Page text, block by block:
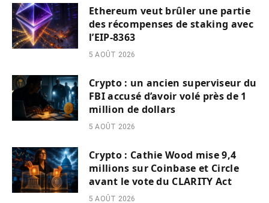
Ethereum veut brûler une partie
des récompenses de staking avec
l’EIP-8363
5 AOÛT 2026
Crypto : un ancien superviseur du
FBI accusé d’avoir volé près de 1
million de dollars
5 AOÛT 2026
Crypto : Cathie Wood mise 9,4
millions sur Coinbase et Circle
avant le vote du CLARITY Act
5 AOÛT 2026